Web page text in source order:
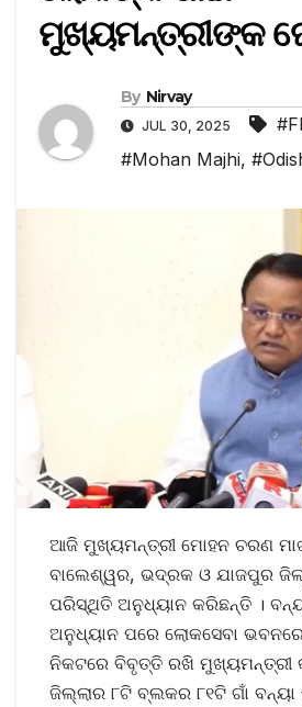
ମୁଖ୍ୟମନ୍ତ୍ରୀଙ୍କ
By Nirvay
JUL 30, 2025
#Mohan Majhi,
ଆଜି ମୁଖ୍ୟମନ୍ତ୍ରୀ ମୋହନ ଚରଣ
ବାଲେଶ୍ୱର, ଭଦ୍ରକ ଓ ଯାଜପୁର
ପରିସ୍ଥିତି ଅନୁଧ୍ୟାନ କରିଛନ୍ତି ।
ଅନୁଧ୍ୟାନ ପରେ ଲୋକସେବା
ନିକଟରେ ବିବୃତ୍ତି ରଖି ମୁଖ୍ୟମନ୍ତ୍ରୀ
ଜିଲ୍ଲାର ୮ଟି ବ୍ଲକର ୮୧ଟି ଗାଁ ବନ୍ୟା